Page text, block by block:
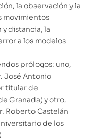
la observación y la
movimientos
distancia, la
a los modelos
prólogos: uno,
José Antonio
titular de
Granada) y otro,
Roberto Castelán
de los